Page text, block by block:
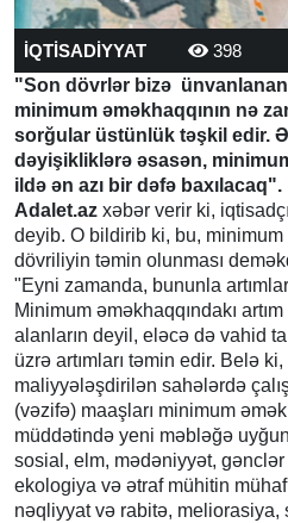
İQTİSADİYYAT 398
"Son dövrlər bizə
minimum əməkhaqqının nə
sorğular üstünlük təşkil edir.
dəyişikliklərə əsasən,
ildə ən azı bir dəfə baxılacaq".
Adalet.az xəbər verir ki,
deyib. O bildirib ki, bu, minimum
dövriliyin təmin olunması
"Eyni zamanda, bununla
Minimum əməkhaqqındakı
alanların deyil, eləcə də vahid
üzrə artımları təmin edir. Belə
maliyyələşdirilən sahələrdə
(vəzifə) maaşları minimum
müddətində yeni məbləğə
sosial, elm, mədəniyyət, gənclər
ekologiya və ətraf mühitin
nəqliyyat və rabitə, meliorasiya,